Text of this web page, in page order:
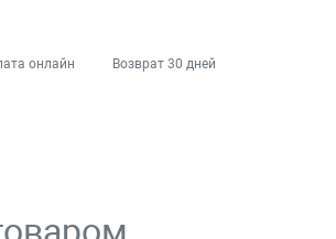
онлайн Возврат 30 дней